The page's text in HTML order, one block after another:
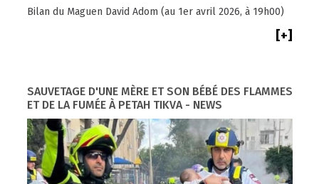
Bilan du Maguen David Adom (au 1er avril 2026, à 19h00)
[+]
SAUVETAGE D'UNE MÈRE ET SON BÉBÉ DES FLAMMES
ET DE LA FUMÉE À PETAH TIKVA - NEWS